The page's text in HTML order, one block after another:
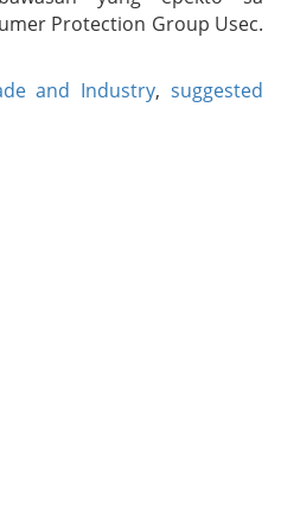
Protection Group Usec.
and Industry,suggested